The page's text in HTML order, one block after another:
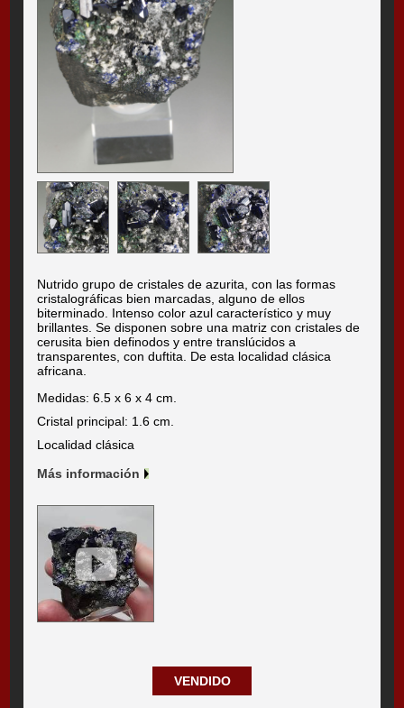
Nutrido grupo de cristales de azurita, con las formas
cristalográficas bien marcadas, alguno de ellos
biterminado. Intenso color azul característico y muy
brillantes. Se disponen sobre una matriz con cristales de
cerusita bien definodos y entre translúcidos a
transparentes, con duftita. De esta localidad clásica
africana.
Medidas: 6.5 x 6 x 4 cm.
Cristal principal: 1.6 cm.
Localidad clásica
Más información
VENDIDO